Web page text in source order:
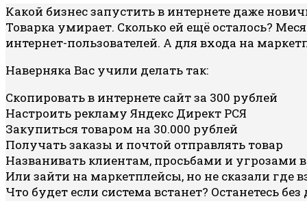
Какой бизнес запустить в интернете даже
Товарка умирает. Сколько ей ещё осталось?
интернет-пользователей. А для входа на
Наверняка Вас учили делать так:
Скопировать в интернете сайт за 300 рублей
Настроить рекламу Яндекс Директ РСЯ
Закупиться товаром на 30.000 рублей
Получать заказы и почтой отправлять товар
Названивать клиентам, просьбами и угрозами
Или зайти на маркетплейсы, но не сказали где
Что будет если система встанет? Останетесь